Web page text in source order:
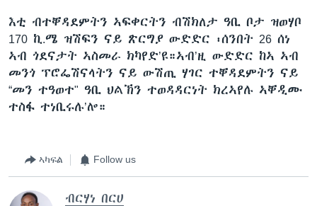
እቲ ብተቐዳደምትን ኣፍቀርትን ብሽክለታ ዓቢ ቦታ ዝወሃቦ
170 ኪ.ሜ ዝሽፍን ናይ ጽርግያ ውድድር ፡ሰንበት 26 ሰነ
ኣብ ጎደናታት ኣስመራ ክካየድ’ዩ።ኣብ’ዚ ውድድር ከኣ ኣብ
መንጎ ፕሮፌሽናላትን ናይ ውሽጢ ሃገር ተቐዳደምትን ናይ
“መን ተዓወተ" ዓቢ ህልኽን ተወዳዳርነት ክረኣየሉ ኣቐዲሙ
ተስፋ ተነቢሩሉ’ሎ።
ኣካፍል Follow us
ብርሃነ በርሀ